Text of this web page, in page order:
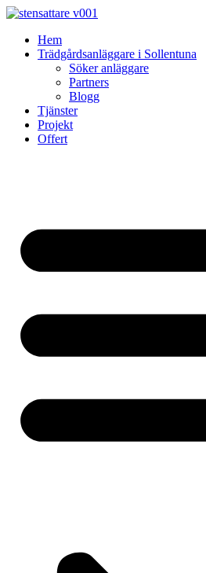
Skip
contentHem
Trädgårdsanläggare i Sollentuna
Söker anläggare
Partners
Blogg
Tjänster
Projekt
Offert